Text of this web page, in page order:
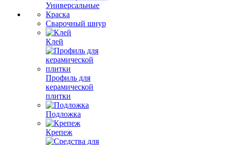
Универсальные
Краска
Сварочный шнур
Клей
Профиль для
керамической
плитки
Подложка
Крепеж